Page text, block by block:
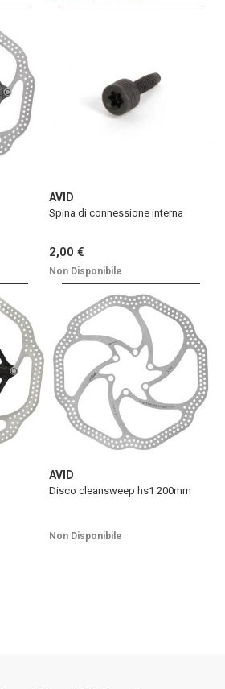
AVID
Spina di connessione interna
2,00 €
Non Disponibile
AVID
Disco cleansweep hs1 200mm
Non Disponibile